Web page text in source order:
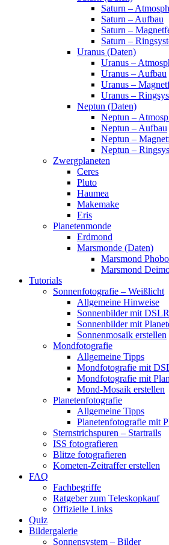
Saturn –
Saturn – Aufbau
Saturn –
Saturn –
Uranus (Daten)
Uranus –
Uranus – Aufbau
Uranus –
Uranus –
Neptun (Daten)
Neptun –
Neptun – Aufbau
Neptun –
Neptun –
Zwergplaneten
Ceres
Pluto
Haumea
Makemake
Eris
Planetenmonde
Erdmond
Marsmonde (Daten)
Marsmond
Marsmond
Tutorials
Sonnenfotografie – Weißlicht
Allgemeine Hinweise
Sonnenbilder mit DSLR
Sonnenbilder mit
Sonnenmosaik erstellen
Mondfotografie
Allgemeine Tipps
Mondfotografie mit
Mondfotografie mit
Mond-Mosaik erstellen
Planetenfotografie
Allgemeine Tipps
Planetenfotografie mit
Sternstrichspuren – Startrails
ISS fotografieren
Blitze fotografieren
Kometen-Zeitraffer erstellen
FAQ
Fachbegriffe
Ratgeber zum Teleskopkauf
Offizielle Links
Quiz
Bildergalerie
Sonnensystem – Bilder